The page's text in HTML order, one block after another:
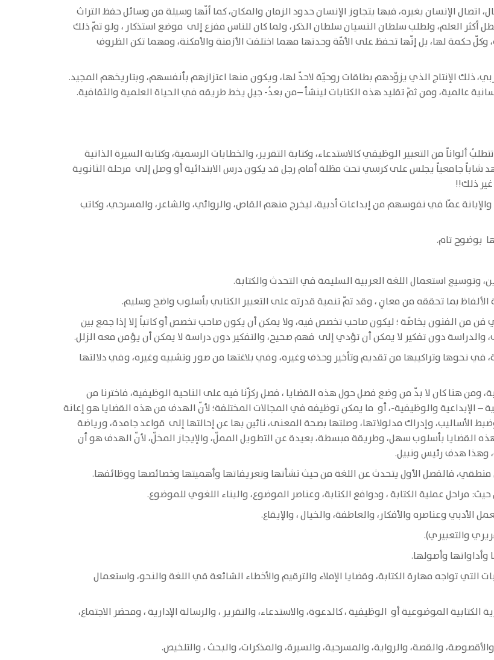
الإنسان بغيره، فبها يتجاوز الإنسان حدود الزمان والمكان، كما أنّها وسيلة من وسائل حفظ التراث
أكثر العلم، ولطلب سلطان النسيان سلطان الذكر، ولما كان للناس مفزع إلى موضع استذكار ، ولو تمّ ذلك
وكلّ حكمة لها، بل إنّها تحفظ على الأمّة وحدتها مهما اختلفت الأزمنة والأمكنة، ومهما تكن الظروف
ذلك الإنتاج الذي يزوّدهم بطاقات روحيّة لاحدّ لها، ويكون منها اعتزازهم بأنفسهم، وبتاريخهم المجيد.
عالمية، ومن ثمَّ تقليد هذه الكتابات لينشأ –من بعدُ- جيل يخط طريقه في الحياة العلمية والثقافية.
من التعبير الوظيفي كالاستدعاء، وكتابة التقرير، والخطابات الرسمية، وكتابة السيرة الذاتية
شاباً جامعياً يجلس على كرسي تحت مظلة أمام رجل قد يكون درس الابتدائية أو وصل إلى مرحلة الثانوية
ذلك!!
عمّا في نفوسهم من إبداعات أدبية، ليخرج منهم القاص، والروائي، والشاعر، والمسرحي، وكاتب
بوضوح تام.
وتوسيع استعمال اللغة العربية السليمة في التحدث والكتابة.
بما تحققه من معانٍ ، وقد تمّ تنمية قدرته على التعبير الكتابي بأسلوب واضح وسليم.
فن من الفنون بخاصّة ؛ ليكون صاحب تخصص فيه، ولا يمكن أن يكون صاحب تخصص أو كاتباً إلا إذا جمع بين
والدراسة دون تفكير لا يمكن أن تؤدي إلى فهم صحيح، والتفكير دون دراسة لا يمكن أن يؤمن معه الزلل.
في نحوها وتراكيبها من تقديم وتأخير وحذف وغيره، وفي بلاغتها من صور وتشبيه وغيره، وفي دلالتها
ومن هنا كان لا بدّ من وضع فصل حول هذه القضايا ، فصل ركزّنا فيه على الناحية الوظيفية، فاخترنا من
– الإبداعية والوظيفية-، أو ما يمكن توظيفه في المجالات المختلفة؛ لأنّ الهدف من هذه القضايا هو إعانة
الأساليب، وإدراك مدلولاتها، وصلتها بصحة المعنى، نائين بها عن إحالتها إلى قواعد جامدة، ورياضة
القضايا بأسلوب سهل، وطريقة مبسطة، بعيدة عن التطويل المملّ، والإيجاز المخلّ، لأنّ الهدف هو أن
وهذا هدف رئيس ونبيل.
فالفصل الأول يتحدث عن اللغة من حيث نشأتها وتعريفاتها وأهميتها وخصائصها ووظائفها.
مراحل عملية الكتابة ، ودوافع الكتابة، وعناصر الموضوع، والبناء اللغوي للموضوع.
وعناصره والأفكار، والعاطفة، والخيال ، والإيقاع.
والتعبيري).
وأصولها.
تواجه مهارة الكتابة، وقضايا الإملاء والترقيم والأخطاء الشائعة قي اللغة والنحو، واستعمال
الكتابية الموضوعية أو الوظيفية ، كالدعوة، والاستدعاء، والتقرير ، والرسالة الإدارية ، ومحضر الاجتماع،
والأقصوصة، والقصة، والرواية، والمسرحية، والسيرة، والمذكرات، والبحث ، والتلخيص.